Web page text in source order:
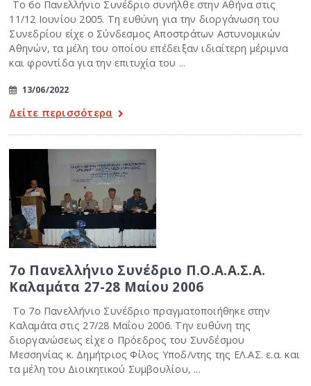
Το 6ο Πανελλήνιο Συνέδριο συνήλθε στην Αθήνα στις
11/12 Ιουνίου 2005. Τη ευθύνη για την διοργάνωση του
Συνεδρίου είχε ο Σύνδεσμος Αποστράτων Αστυνομικών
Αθηνών, τα μέλη του οποίου επέδειξαν ιδιαίτερη μέριμνα
και φροντίδα για την επιτυχία του ...
13/06/2022
Δείτε περισσότερα
7ο Πανελλήνιο Συνέδριο Π.Ο.Α.Α.Σ.Α.
Καλαμάτα 27-28 Μαίου 2006
Το 7ο Πανελλήνιο Συνέδριο πραγματοποιήθηκε στην
Καλαμάτα στις 27/28 Μαΐου 2006. Την ευθύνη της
διοργανώσεως είχε ο Πρόεδρος του Συνδέσμου
Μεσσηνίας κ. Δημήτριος Φίλος Υποδ/ντης της ΕΛ.ΑΣ. ε.α. και
τα μέλη του Διοικητικού Συμβουλίου, ...